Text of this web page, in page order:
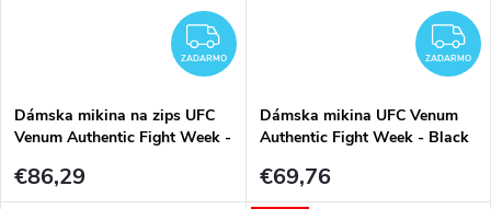
ZADARMO
ZADARMO
Dámska mikina na zips UFC
Venum Authentic Fight Week -
€86,29
ZADARMO
Dámska mikina UFC Venum
Authentic Fight Week - Black
€69,76